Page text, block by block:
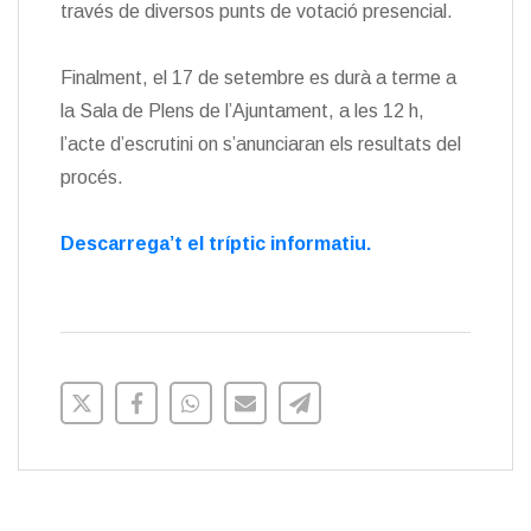
través de diversos punts de votació presencial.
Finalment, el 17 de setembre es durà a terme a
la Sala de Plens de l’Ajuntament, a les 12 h,
l’acte d’escrutini on s’anunciaran els resultats del
procés.
Descarrega’t el tríptic informatiu.